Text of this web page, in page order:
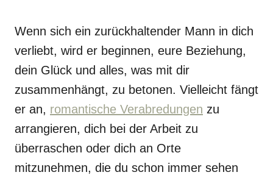
Wenn sich ein zurückhaltender Mann in dich
verliebt, wird er beginnen, eure Beziehung,
dein Glück und alles, was mit dir
zusammenhängt, zu betonen. Vielleicht fängt
er an, romantische Verabredungen zu
arrangieren, dich bei der Arbeit zu
überraschen oder dich an Orte
mitzunehmen, die du schon immer sehen